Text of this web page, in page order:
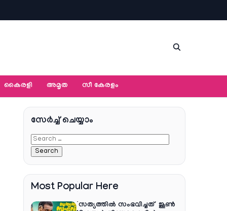
കൈരളി അമൃത സീ കേരളം
സേര്‍ച്ച്‌ ചെയ്യാം
Most Popular Here
‘സത്യത്തിൽ സംഭവിച്ചത്’ ജൂൺ